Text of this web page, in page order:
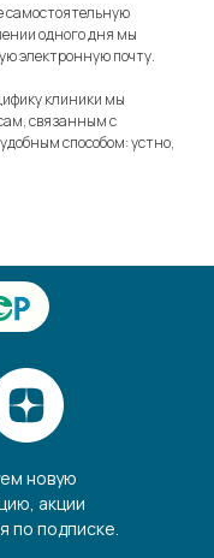
самостоятельную
одного дня мы
электронную почту.
клиники мы
связанным с
способом: устно,
новую
акции
по подписке.